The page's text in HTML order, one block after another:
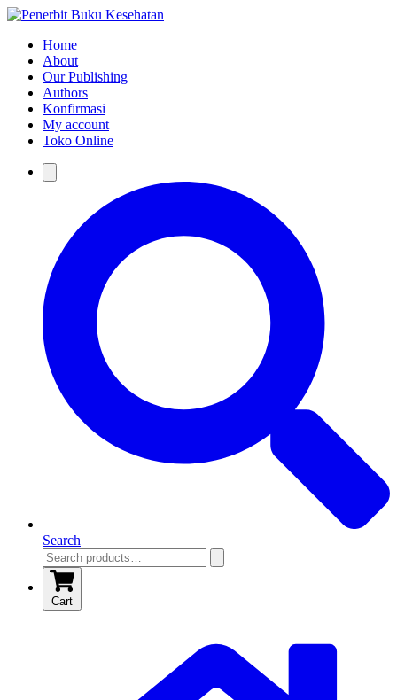
Home
About
Our Publishing
Authors
Konfirmasi
My account
Toko Online
Search
Cart